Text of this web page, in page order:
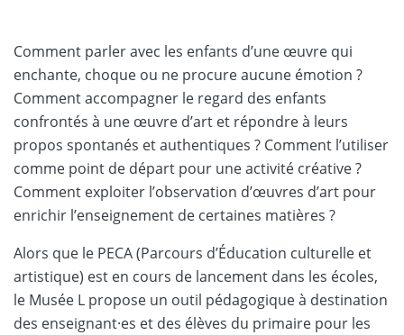
Comment parler avec les enfants d’une œuvre qui
enchante, choque ou ne procure aucune émotion ?
Comment accompagner le regard des enfants
confrontés à une œuvre d’art et répondre à leurs
propos spontanés et authentiques ? Comment l’utiliser
comme point de départ pour une activité créative ?
Comment exploiter l’observation d’œuvres d’art pour
enrichir l’enseignement de certaines matières ?
Alors que le PECA (Parcours d’Éducation culturelle et
artistique) est en cours de lancement dans les écoles,
le Musée L propose un outil pédagogique à destination
des enseignant·es et des élèves du primaire pour les